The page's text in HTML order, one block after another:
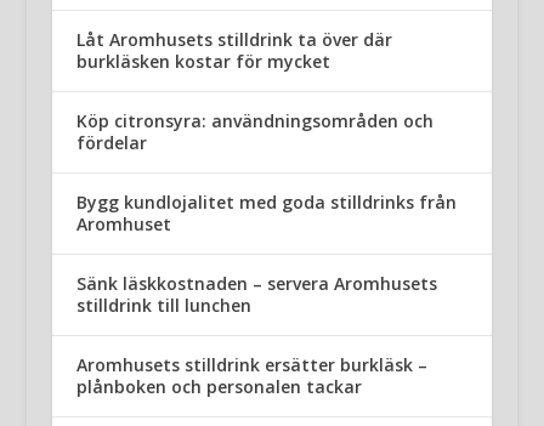
Låt Aromhusets stilldrink ta över där
burkläsken kostar för mycket
Köp citronsyra: användningsområden och
fördelar
Bygg kundlojalitet med goda stilldrinks från
Aromhuset
Sänk läskkostnaden – servera Aromhusets
stilldrink till lunchen
Aromhusets stilldrink ersätter burkläsk –
plånboken och personalen tackar